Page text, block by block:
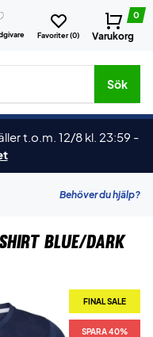
Favoriter (0)
0
Varukorg
osv.
Sök
t.o.m. 12/8 kl. 23:59 -
Behöver du hjälp?
shirt Blue/Dark
FINAL SALE
SPARA 40%
FINAL SALE
SPARA 40%